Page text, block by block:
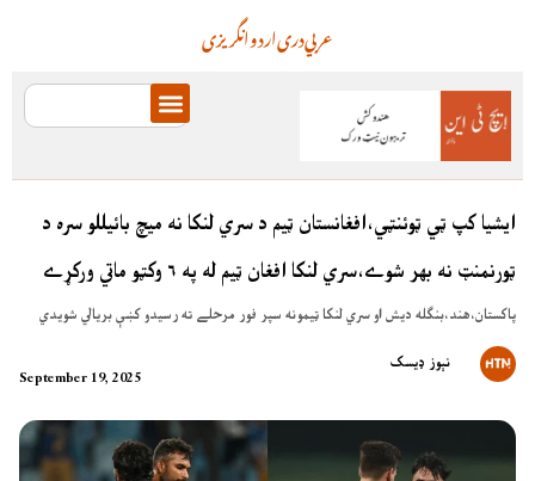
انگریزیاردودریعربي
ايشيا کپ ټي ټوئنټي،افغانستان ټيم د سري لنکا نه ميچ بائيللو سره د
ټورنمنټ نه بهر شوے،سري لنکا افغان ټيم له په ۶ وکټو ماتي ورکړے
پاکستان،هند،بنګله ديش او سري لنکا ټيمونه سپر فور مرحلے ته رسيدو کښې بريالي شويدي
September 19, 2025
نېوز ډیسک